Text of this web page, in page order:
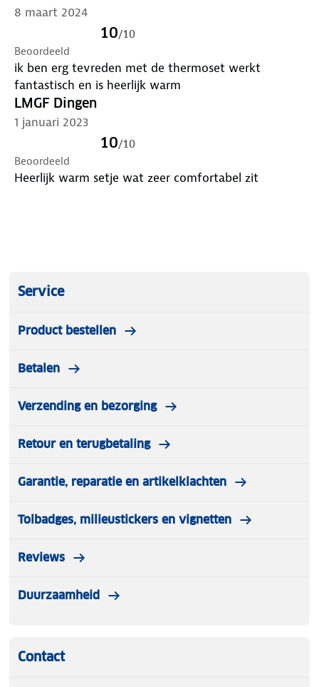
8 maart 2024
10/10
Beoordeeld
ik ben erg tevreden met de thermoset werkt
fantastisch en is heerlijk warm
LMGF Dingen
1 januari 2023
10/10
Beoordeeld
Heerlijk warm setje wat zeer comfortabel zit
Service
Product bestellen
Betalen
Verzending en bezorging
Retour en terugbetaling
Garantie, reparatie en artikelklachten
Tolbadges, milieustickers en vignetten
Reviews
Duurzaamheid
Contact